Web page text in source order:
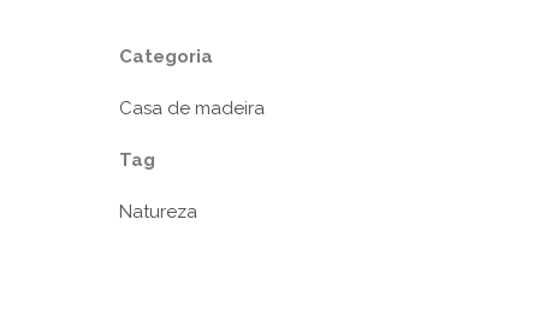
Categoria
Casa de madeira
Tag
Natureza